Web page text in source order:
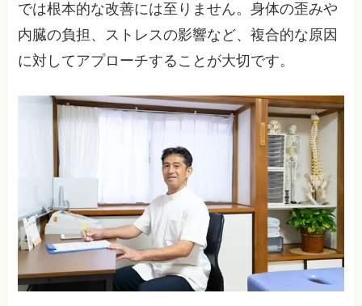
では根本的な改善には至りません。身体の歪みや
内臓の負担、ストレスの影響など、複合的な原因
に対してアプローチすることが大切です。